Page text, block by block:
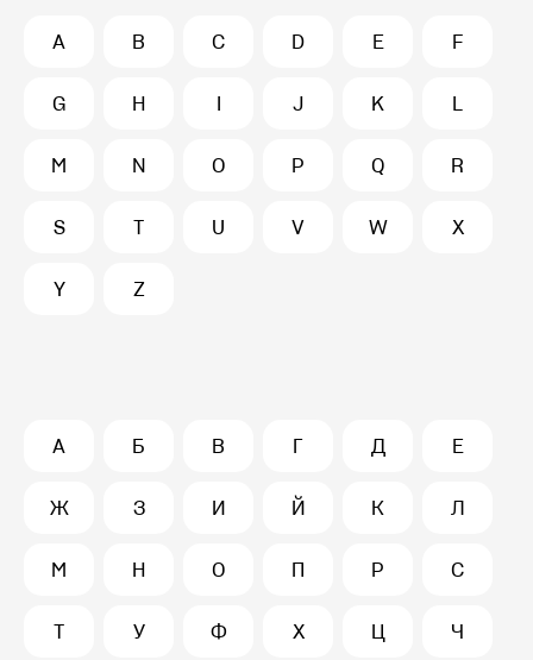
A B C D E F
G H I J K L
M N O P Q R
S T U V W X
Y Z
А Б В Г Д Е
Ж З И Й К Л
М Н О П Р С
Т У Ф Х Ц Ч